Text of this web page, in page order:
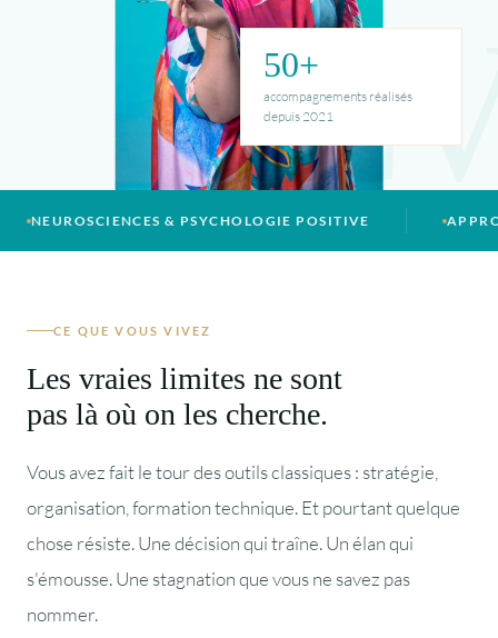
50+
accompagnements réalisés
depuis 2021
NEUROSCIENCES & PSYCHOLOGIE POSITIVE
CE QUE VOUS VIVEZ
Les vraies limites ne sont
pas là où on les cherche.
Vous avez fait le tour des outils classiques : stratégie,
organisation, formation technique. Et pourtant quelque
chose résiste. Une décision qui traîne. Un élan qui
s'émousse. Une stagnation que vous ne savez pas
nommer.